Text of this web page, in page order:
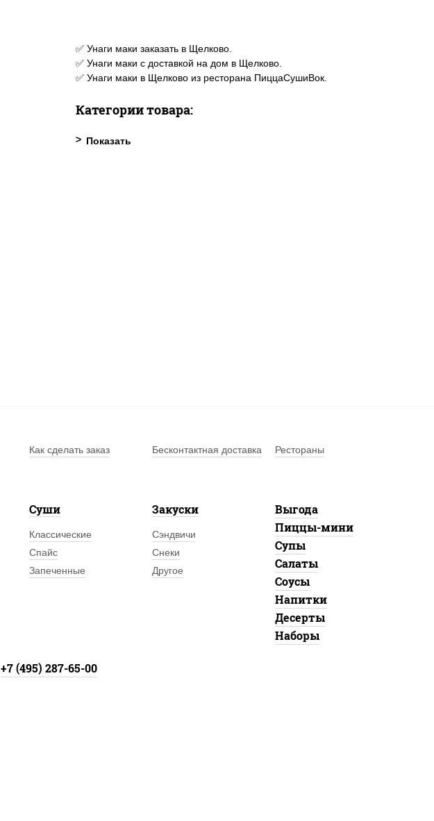
✅ Унаги маки заказать в Щелково.
✅ Унаги маки с доставкой на дом в Щелково.
✅ Унаги маки в Щелково из ресторана ПиццаСушиВок.
Категории товара:
Как сделать заказ Бесконтактная доставка
Рестораны
Суши
Классические
Спайс
Запеченные
Закуски
Сэндвичи
Снеки
Другое
Выгода
Пиццы-мини
Супы
Салаты
Соусы
Напитки
Десерты
Наборы
+7 (495) 287-65-00